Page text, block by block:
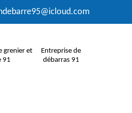
grenier et
91
Entreprise de
débarras 91